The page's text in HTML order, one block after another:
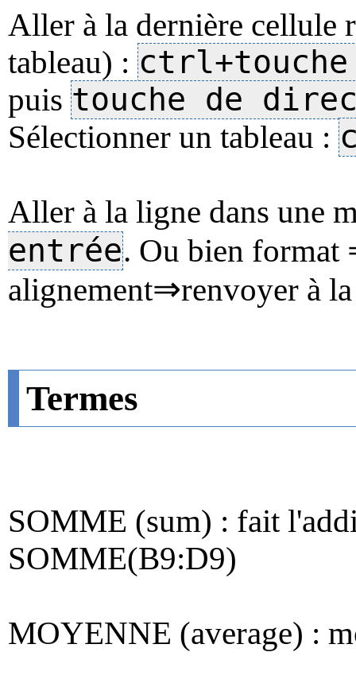
Aller à la dernière cellule
tableau) :
puis touche de
Sélectionner un tableau :
Aller à la ligne dans une
entrée. Ou bien format
alignement⇒renvoyer à
Termes
SOMME (sum) : fait
SOMME(B9:D9)
MOYENNE (average) :